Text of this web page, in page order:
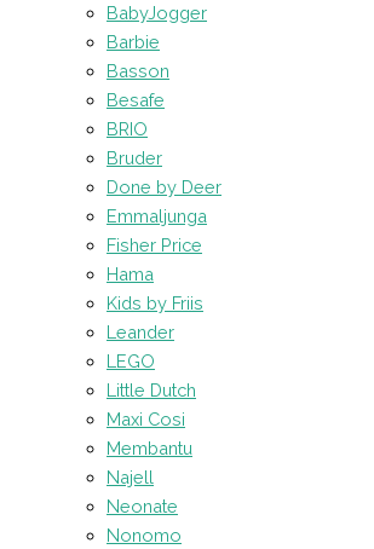
BabyJogger
Barbie
Basson
Besafe
BRIO
Bruder
Done by Deer
Emmaljunga
Fisher Price
Hama
Kids by Friis
Leander
LEGO
Little Dutch
Maxi Cosi
Membantu
Najell
Neonate
Nonomo